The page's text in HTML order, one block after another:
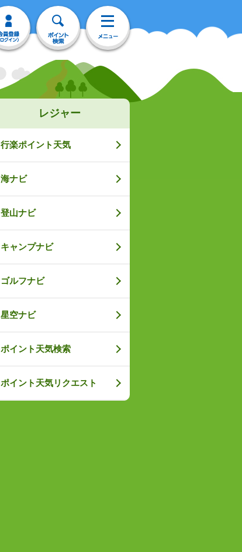
レジャー
行楽ポイント天気
海ナビ
登山ナビ
キャンプナビ
ゴルフナビ
星空ナビ
ポイント天気検索
ポイント天気リクエスト